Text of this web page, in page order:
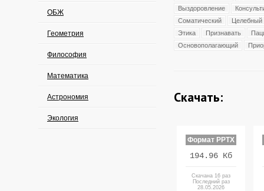
ОБЖ
Геометрия
Философия
Математика
Астрономия
Экология
Выздоровление
Соматический
Целебный
Этика
Признавать
Основополагающий
Скачать:
Формат PPTX
194.96 Кб
Скачана 16 раз
Последний раз
28.05.2026